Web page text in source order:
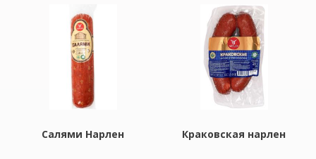
Салями Нарлен Краковская нарлен